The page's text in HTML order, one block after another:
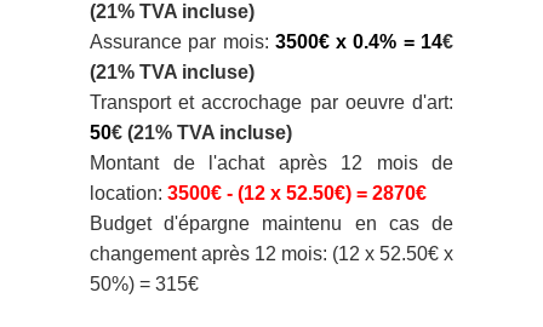
(21% TVA incluse)
Assurance par mois: 3500€ x 0.4% = 14€
(21% TVA incluse)
Transport et accrochage par oeuvre d'art:
50€ (21% TVA incluse)
Montant de l'achat après 12 mois de
location: 3500€ - (12 x 52.50€) = 2870€
Budget d'épargne maintenu en cas de
changement après 12 mois: (12 x 52.50€ x
50%) = 315€